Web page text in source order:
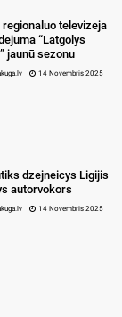
regionaluo televizeja
“Latgolys
jaunū sezonu
14 Novembris 2025
dzejneicys Ligijis
autorvokors
14 Novembris 2025